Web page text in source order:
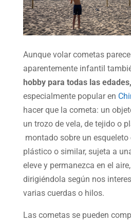
Aunque volar cometas
aparentemente infantil
hobby para todas las edades,
especialmente popular en
hacer que la cometa: un
un trozo de vela, de tejido o
montado sobre un
plástico o similar, sujeta a
eleve y permanezca en el
dirigiéndola según nos
varias cuerdas o hilos.
Las cometas se pueden